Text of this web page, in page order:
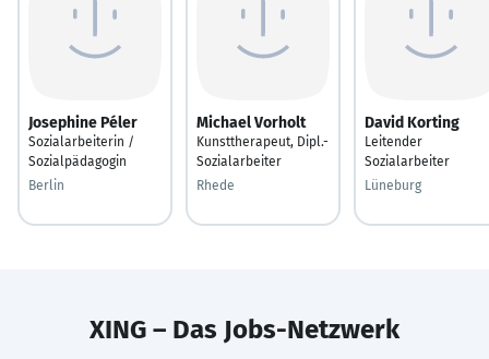
Josephine Péler
Sozialarbeiterin /
Sozialpädagogin
Berlin
Michael Vorholt
Kunsttherapeut, Dipl.-
Sozialarbeiter
Rhede
David Korting
Leitender
Sozialarbeiter
Lüneburg
XING – Das Jobs-Netzwerk